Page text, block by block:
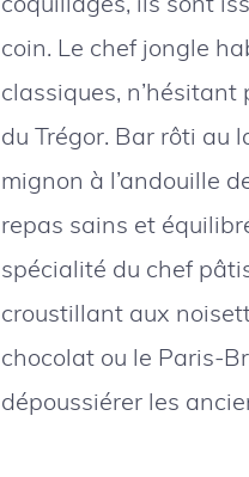
coin. Le chef jongle
classiques,
du Trégor. Bar rôti au
mignon à l’andouille
repas sains et
spécialité du chef
croustillant aux
chocolat ou le Paris-
dépoussiérer les